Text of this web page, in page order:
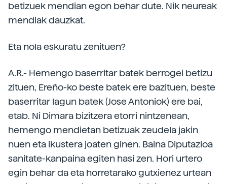
betizuek mendian egon behar dute. Nik neureak
mendiak dauzkat.
Eta nola eskuratu zenituen?
A.R.- Hemengo baserritar batek berrogei betizu
zituen, Ereño-ko beste batek ere bazituen, beste
baserritar lagun batek (Jose Antoniok) ere bai,
etab. Ni Dimara bizitzera etorri nintzenean,
hemengo mendietan betizuak zeudela jakin
nuen eta ikustera joaten ginen. Baina Diputazioa
sanitate-kanpaina egiten hasi zen. Hori urtero
egin behar da eta horretarako gutxienez urtean